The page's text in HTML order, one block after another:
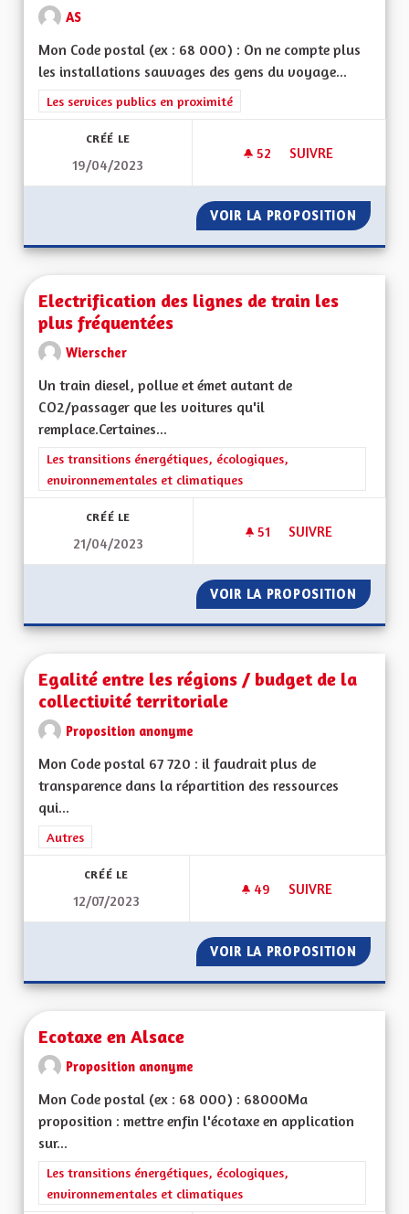
AS
Mon Code postal (ex : 68 000) : On ne compte plus
les installations sauvages des gens du voyage...
Filtrer les résultats de la catégorie : Les services publics en
Les services publics en proximité
CRÉÉ LE
19/04/2023
52 52 ABONNÉS
SUIVRE
VOIR LA PROPOSITION EN
Electrification des lignes de train les
plus fréquentées
Wierscher
Un train diesel, pollue et émet autant de
CO2/passager que les voitures qu'il
remplace.Certaines...
Filtrer les résultats de la catégorie : Les transitions
Les transitions énergétiques, écologiques,
environnementales et climatiques
CRÉÉ LE
21/04/2023
51 51 ABONNÉS
SUIVRE
VOIR LA PROPOSITION
Egalité entre les régions / budget de la
collectivité territoriale
Proposition anonyme
Mon Code postal 67 720 : il faudrait plus de
transparence dans la répartition des ressources
qui...
Filtrer les résultats de la catégorie : Autres
Autres
CRÉÉ LE
12/07/2023
49 49 ABONNÉS
SUIVRE
VOIR LA PROPOSITION
Ecotaxe en Alsace
Proposition anonyme
Mon Code postal (ex : 68 000) : 68000Ma
proposition : mettre enfin l'écotaxe en application
sur...
Filtrer les résultats de la catégorie : Les transitions
Les transitions énergétiques, écologiques,
environnementales et climatiques